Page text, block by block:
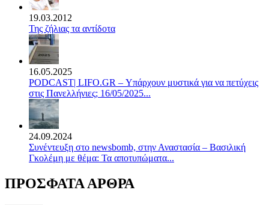
19.03.2012
Της ζήλιας τα αντίδοτα
16.05.2025
PODCAST| LIFO.GR – Υπάρχουν μυστικά για να πετύχεις
στις Πανελλήνιες; 16/05/2025...
24.09.2024
Συνέντευξη στο newsbomb, στην Αναστασία – Βασιλική
Γκολέμη με θέμα: Τα αποτυπώματα...
ΠΡΟΣΦΑΤΑ ΑΡΘΡΑ